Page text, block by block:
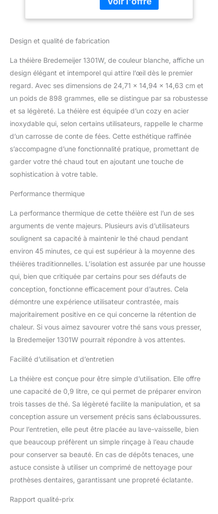
Design et qualité de fabrication
La théière Bredemeijer 1301W, de couleur blanche, affiche un
design élégant et intemporel qui attire l’œil dès le premier
regard. Avec ses dimensions de 24,71 x 14,94 x 14,63 cm et
un poids de 898 grammes, elle se distingue par sa robustesse
et sa légèreté. La théière est équipée d’un cozy en acier
inoxydable qui, selon certains utilisateurs, rappelle le charme
d’un carrosse de conte de fées. Cette esthétique raffinée
s’accompagne d’une fonctionnalité pratique, promettant de
garder votre thé chaud tout en ajoutant une touche de
sophistication à votre table.
Performance thermique
La performance thermique de cette théière est l’un de ses
arguments de vente majeurs. Plusieurs avis d’utilisateurs
soulignent sa capacité à maintenir le thé chaud pendant
environ 45 minutes, ce qui est supérieur à la moyenne des
théières traditionnelles. L’isolation est assurée par une housse
qui, bien que critiquée par certains pour ses défauts de
conception, fonctionne efficacement pour d’autres. Cela
démontre une expérience utilisateur contrastée, mais
majoritairement positive en ce qui concerne la rétention de
chaleur. Si vous aimez savourer votre thé sans vous presser,
la Bredemeijer 1301W pourrait répondre à vos attentes.
Facilité d’utilisation et d’entretien
La théière est conçue pour être simple d’utilisation. Elle offre
une capacité de 0,9 litre, ce qui permet de préparer environ
trois tasses de thé. Sa légèreté facilite la manipulation, et sa
conception assure un versement précis sans éclaboussures.
Pour l’entretien, elle peut être placée au lave-vaisselle, bien
que beaucoup préfèrent un simple rinçage à l’eau chaude
pour conserver sa beauté. En cas de dépôts tenaces, une
astuce consiste à utiliser un comprimé de nettoyage pour
prothèses dentaires, garantissant une propreté éclatante.
Rapport qualité-prix